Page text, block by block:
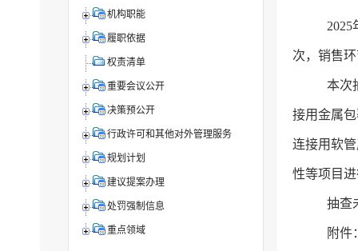
机构职能
履职依据
权责清单
重要会议公开
决策预公开
行政许可和其他对外管理服务
规划计划
建议提案办理
处罚强制信息
重点领域
次，销售
本次
接用金属
连接用软
性等项目
抽查
附件